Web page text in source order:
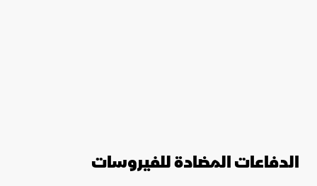
الدفاعات المضادة للفيروسات